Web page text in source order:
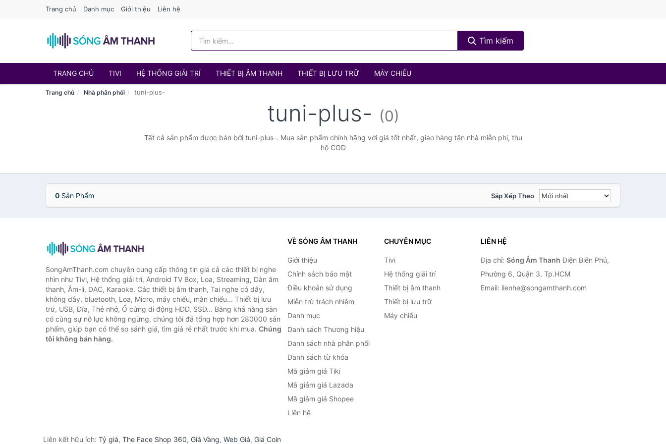
Trang chủ Danh mục Giới thiệu Liên hệ
Tìm kiếm
TRANG CHỦ TIVI HỆ THỐNG GIẢI TRÍ THIẾT BỊ ÂM THANH THIẾT BỊ LƯU TRỮ MÁY CHIẾU
Trang chủ Nhà phân phối tuni-plus-
tuni-plus- (0)
Tất cả sản phẩm được bán bởi tuni-plus-. Mua sản phẩm chính hãng với giá tốt nhất, giao hàng tận nhà miễn phí, thu
hộ COD
0 Sản Phẩm Sắp Xếp Theo
SongAmThanh.com chuyên cung cấp thông tin giá cả các thiết bị nghe
nhìn như Tivi, Hệ thống giải trí, Android TV Box, Loa, Streaming, Dàn âm
thanh, Âm-li, DAC, Karaoke. Các thiết bị âm thanh, Tai nghe có dây,
không dây, bluetooth, Loa, Micro, máy chiếu, màn chiếu... Thiết bị lưu
trữ, USB, Đĩa, Thẻ nhớ, Ổ cứng di động HDD, SSD... Bằng khả năng sẵn
có cùng sự nỗ lực không ngừng, chúng tôi đã tổng hợp hơn 280000 sản
phẩm, giúp bạn có thể so sánh giá, tìm giá rẻ nhất trước khi mua. Chúng
tôi không bán hàng.
VỀ SÓNG ÂM THANH
Giới thiệu
Chính sách bảo mật
Điều khoản sử dụng
Miễn trừ trách nhiệm
Danh mục
Danh sách Thương hiệu
Danh sách nhà phân phối
Danh sách từ khóa
Mã giảm giá Tiki
Mã giảm giá Lazada
Mã giảm giá Shopee
Liên hệ
CHUYÊN MỤC
Tivi
Hệ thống giải trí
Thiết bị âm thanh
Thiết bị lưu trữ
Máy chiếu
LIÊN HỆ
Địa chỉ: Sóng Âm Thanh Điện Biên Phủ,
Phường 6, Quận 3, Tp.HCM
Email: lienhe@songamthanh.com
Liên kết hữu ích: Tỷ giá, The Face Shop 360, Giá Vàng, Web Giá, Giá Coin